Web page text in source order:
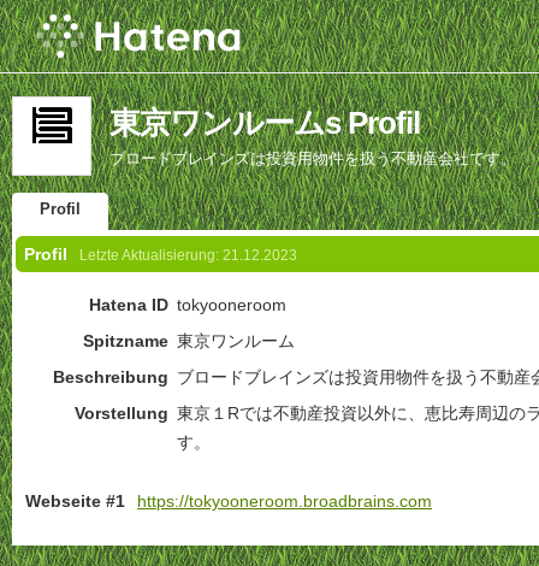
東京ワンルームs Profil
ブロードブレインズは投資用物件を扱う不動産会社です。
Profil
Profil Letzte Aktualisierung: 21.12.2023
Hatena ID tokyooneroom
Spitzname 東京ワンルーム
Beschreibung ブロードブレインズは投資用物件を扱う不動産
Vorstellung 東京１Rでは不動産投資以外に、恵比寿周辺の
す。
Webseite #1 https://tokyooneroom.broadbrains.com